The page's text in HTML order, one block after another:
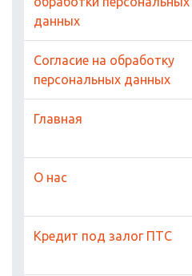
данных
Согласие на обработку
персональных данных
Главная
О нас
Кредит под залог ПТС